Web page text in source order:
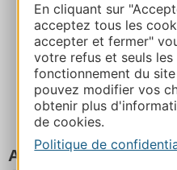
En cliquant sur
acceptez tous les
accepter et fermer"
votre refus et seuls
fonctionnement du
pouvez modifier vos
obtenir plus
de cookies.
Politique de
APPARTEMENT DU